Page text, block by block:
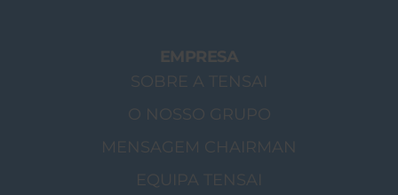
EMPRESA
SOBRE A TENSAI
O NOSSO GRUPO
MENSAGEM CHAIRMAN
EQUIPA TENSAI